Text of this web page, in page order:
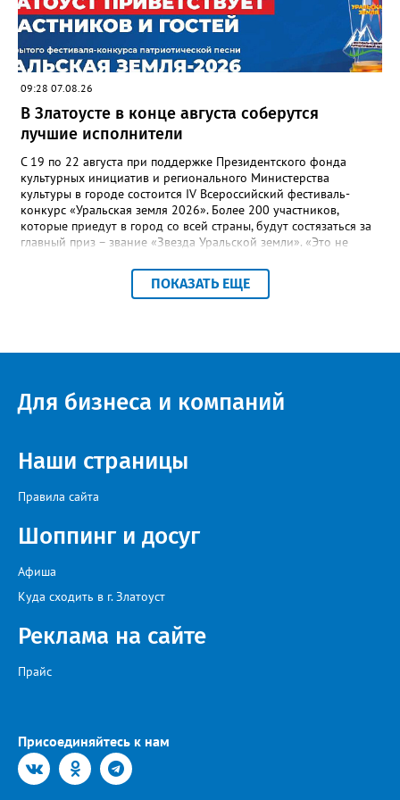
Госжилинспекции, службы должны действовать слаженно. И
оперативно делиться информацией со всеми
заинтересованными – от поставщика тепла до конечных
потребителей.
09:28 07.08.26
В Златоусте в конце августа соберутся
лучшие исполнители
С 19 по 22 августа при поддержке Президентского фонда
культурных инициатив и регионального Министерства
культуры в городе состоится IV Всероссийский фестиваль-
конкурс «Уральская земля 2026». Более 200 участников,
которые приедут в город со всей страны, будут состязаться за
главный приз – звание «Звезда Уральской земли». «Это не
прослушивания участников, мастер-классы от ведущих
наставников, выступления победителей прошлых лет и
Челябинской, Свердловской, Курганской, Оренбургской
идейный вдохновитель, организатор фестиваля, эстрадный
певец, победитель главного патриотического конкурса страны
искусства «Золотая лира», участник телевизионных проектов
на Первом канале, обладатель звания «Голос страны» Алексей
ПОКАЗАТЬ ЕЩЕ
Для бизнеса и компаний
Наши страницы
Правила сайта
Шоппинг и досуг
Афиша
Куда сходить в г. Златоуст
Реклама на сайте
Прайс
Присоединяйтесь к нам